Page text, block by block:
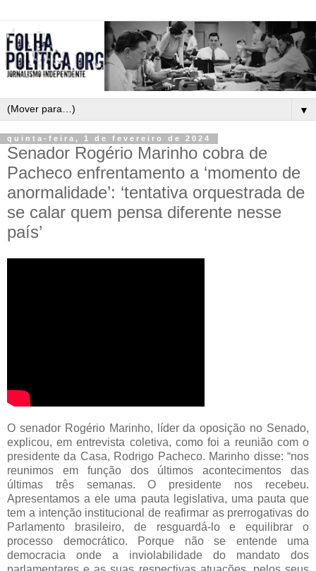
▼
quinta-feira, 1 de fevereiro de 2024
Senador Rogério Marinho cobra de
Pacheco enfrentamento a ‘momento de
anormalidade’: ‘tentativa orquestrada de
se calar quem pensa diferente nesse
país’
O senador Rogério Marinho, líder da oposição no Senado,
explicou, em entrevista coletiva, como foi a reunião com o
presidente da Casa, Rodrigo Pacheco. Marinho disse: “nos
reunimos em função dos últimos acontecimentos das
últimas três semanas. O presidente nos recebeu.
Apresentamos a ele uma pauta legislativa, uma pauta que
tem a intenção institucional de reafirmar as prerrogativas do
Parlamento brasileiro, de resguardá-lo e equilibrar o
processo democrático. Porque não se entende uma
democracia onde a inviolabilidade do mandato dos